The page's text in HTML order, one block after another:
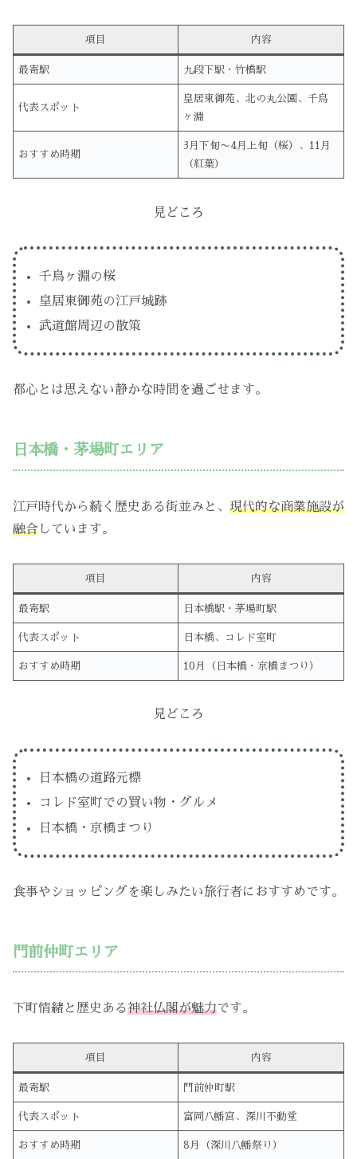
項目 内容
最寄駅 九段下駅・竹橋駅
代表スポット
皇居東御苑、北の丸公園、千鳥
ヶ淵
おすすめ時期
3月下旬〜4月上旬（桜）、11月
（紅葉）
見どころ
千鳥ヶ淵の桜
皇居東御苑の江戸城跡
武道館周辺の散策
都心とは思えない静かな時間を過ごせます。
日本橋・茅場町エリア
江戸時代から続く歴史ある街並みと、 現代的な商業施設が
融合 しています。
項目 内容
最寄駅 日本橋駅・茅場町駅
代表スポット 日本橋、コレド室町
おすすめ時期 10月（日本橋・京橋まつり）
見どころ
日本橋の道路元標
コレド室町での買い物・グルメ
日本橋・京橋まつり
食事やショッピングを楽しみたい旅行者におすすめです。
門前仲町エリア
下町情緒と歴史ある神社仏閣が魅力です。
項目 内容
最寄駅 門前仲町駅
代表スポット 富岡八幡宮、深川不動堂
おすすめ時期 8月（深川八幡祭り）